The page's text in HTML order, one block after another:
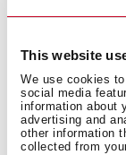
This website
We use cookies
social media
information about
advertising and
other information
collected from
Conexión